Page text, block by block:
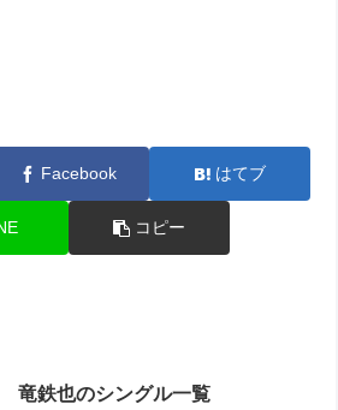
Facebook はてブ
コピー
竜鉄也のシングル一覧